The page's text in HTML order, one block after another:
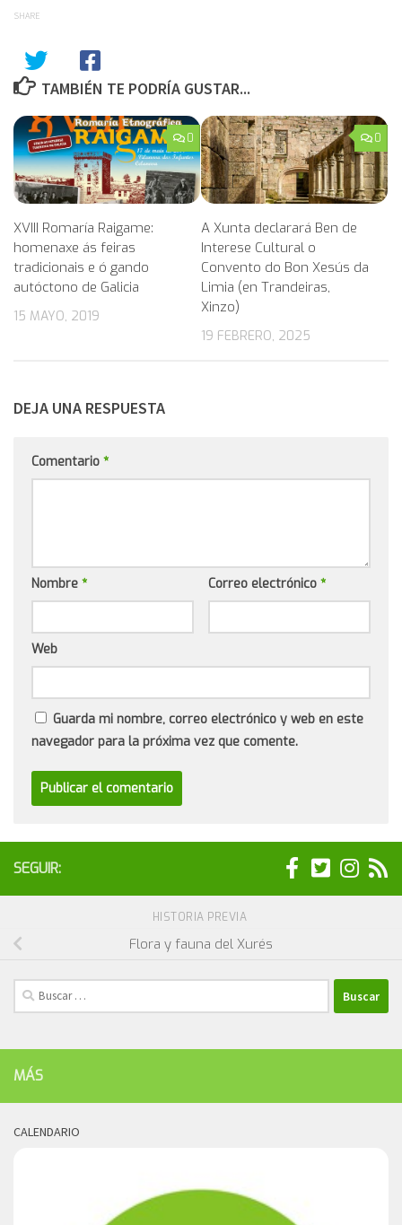
SHARE
TAMBIÉN TE PODRÍA GUSTAR...
0
XVIII Romaría Raigame:
homenaxe ás feiras
tradicionais e ó gando
autóctono de Galicia
15 MAYO, 2019
0
A Xunta declarará Ben de
Interese Cultural o
Convento do Bon Xesús da
Limia (en Trandeiras,
Xinzo)
19 FEBRERO, 2025
DEJA UNA RESPUESTA
Comentario *
Nombre * Correo electrónico *
Web
Guarda mi nombre, correo electrónico y web en este
navegador para la próxima vez que comente.
SEGUIR:
HISTORIA PREVIA
Flora y fauna del Xurés
Buscar:
MÁS
CALENDARIO